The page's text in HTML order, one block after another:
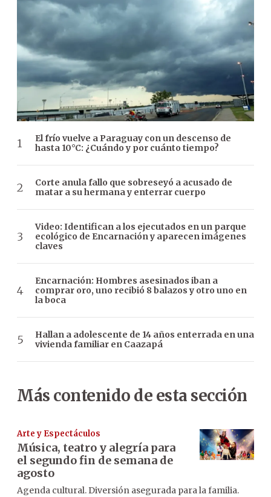
El frío vuelve a Paraguay con un descenso de
hasta 10°C: ¿Cuándo y por cuánto tiempo?
Corte anula fallo que sobreseyó a acusado de
matar a su hermana y enterrar cuerpo
Video: Identifican a los ejecutados en un parque
ecológico de Encarnación y aparecen imágenes
claves
Encarnación: Hombres asesinados iban a
comprar oro, uno recibió 8 balazos y otro uno en
la boca
Hallan a adolescente de 14 años enterrada en una
vivienda familiar en Caazapá
Más contenido de esta sección
Arte y Espectáculos
Música, teatro y alegría para
el segundo fin de semana de
agosto
Agenda cultural. Diversión asegurada para la familia.